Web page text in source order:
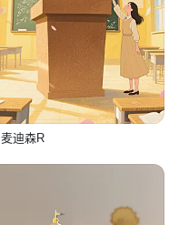
麦迪森R